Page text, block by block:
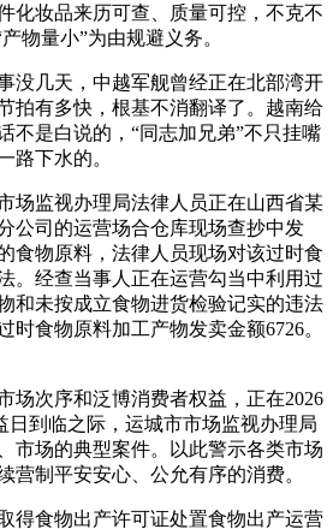
化妆品来历可查、质量可控，不克不
物量小”为由规避义务。
几天，中越军舰曾经正在北部湾开
拍有多快，根基不消翻译了。越南给
不是白说的，“同志加兄弟”不只挂嘴
路下水的。
监视办理局法律人员正在山西省某
公司的运营场合仓库现场查抄中发
食物原料，法律人员现场对该过时食
。经查当事人正在运营勾当中利用过
和未按成立食物进货检验记实的违法
时食物原料加工产物发卖金额6726。
次序和泛博消费者权益，正在2026
日到临之际，运城市市场监视办理局
市场的典型案件。以此警示各类市场
营制平安安心、公允有序的消费。
食物出产许可证处置食物出产运营